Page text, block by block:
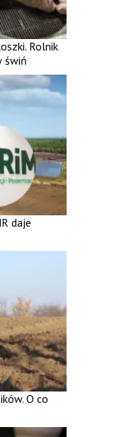
Rolnik
świń
daje
O co